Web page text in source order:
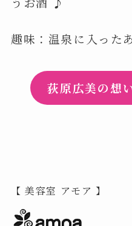
趣味：温泉に入った
荻原広美の想
【 美容室 アモア 】